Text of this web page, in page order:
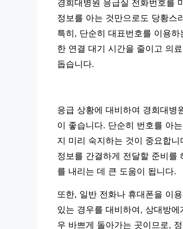
경희대병원 응급실 전화번호를
정보를 아는 것만으로도 당황스
특히, 단순히 대표번호를 이용
한 연결 대기 시간을 줄이고 의
돕습니다.
응급 상황에 대비하여 경희대병
이 좋습니다. 단순히 번호를 아
지 미리 숙지하는 것이 중요합
정보를 간결하게 전달할 준비를
를 내리는 데 큰 도움이 됩니다.
또한, 일반 전화나 휴대폰을 이
있는 경우를 대비하여, 상대방
우 바쁘게 돌아가는 곳이므로,